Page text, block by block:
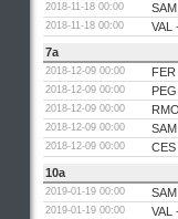
2018-11-18 00:00 SAM
2018-11-18 00:00 VAL
7a
2018-12-09 00:00 FER
2018-12-09 00:00 PEG
2018-12-09 00:00 RMO
2018-12-09 00:00 SAM
2018-12-09 00:00 CES
10a
2019-01-19 00:00 SAM
2019-01-19 00:00 VAL